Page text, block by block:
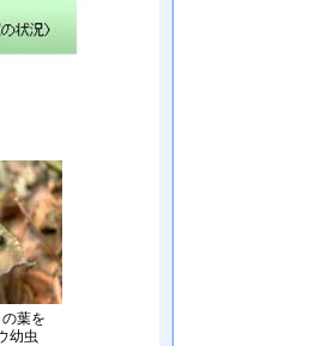
葉を
幼虫